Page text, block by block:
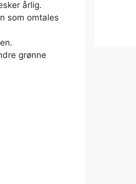
årlig.
som omtales
grønne